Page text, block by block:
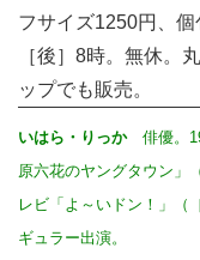
フサイズ1250円、
［後］8時。無休。
ップでも販売。
いはら・りっか俳優。
原六花のヤングタウン」
レビ「よ～いドン！」（
ギュラー出演。